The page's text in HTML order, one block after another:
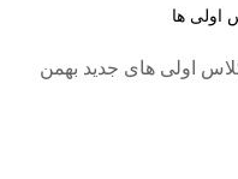
اولی ها
اولی های جدید بهمن